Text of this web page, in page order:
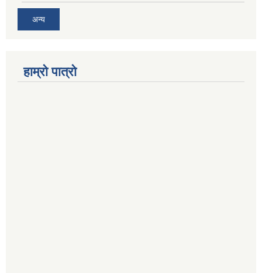
अन्य
हाम्रो पात्रो